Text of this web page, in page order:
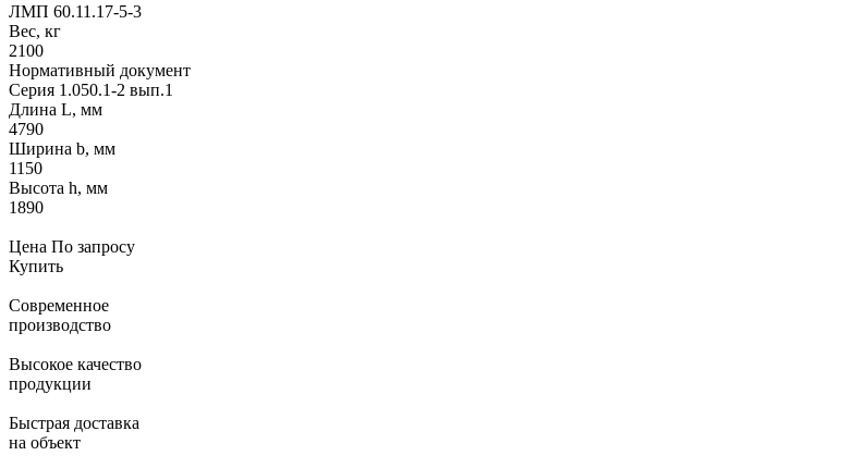
ЛМП 60.11.17-5-3
Вес, кг
2100
Нормативный документ
Серия 1.050.1-2 вып.1
Длина L, мм
4790
Ширина b, мм
1150
Высота h, мм
1890
Цена По запросу
Купить
Современное
производство
Высокое качество
продукции
Быстрая доставка
на объект